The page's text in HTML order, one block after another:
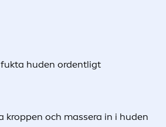
fukta huden ordentligt
kroppen och massera in i huden